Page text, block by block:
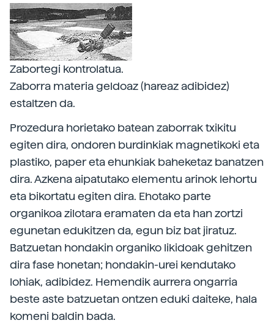
Zabortegi kontrolatua.
Zaborra materia geldoaz (hareaz adibidez)
estaltzen da.
Prozedura horietako batean zaborrak txikitu
egiten dira, ondoren burdinkiak magnetikoki eta
plastiko, paper eta ehunkiak baheketaz banatzen
dira. Azkena aipatutako elementu arinok lehortu
eta bikortatu egiten dira. Ehotako parte
organikoa zilotara eramaten da eta han zortzi
egunetan edukitzen da, egun biz bat jiratuz.
Batzuetan hondakin organiko likidoak gehitzen
dira fase honetan; hondakin-urei kendutako
lohiak, adibidez. Hemendik aurrera ongarria
beste aste batzuetan ontzen eduki daiteke, hala
komeni baldin bada.